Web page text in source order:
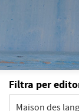
Filtra per